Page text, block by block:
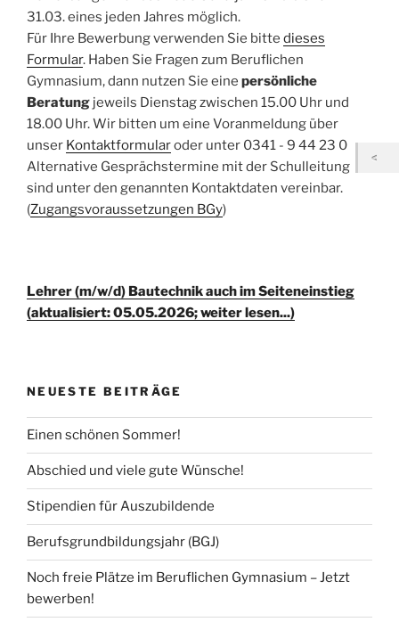
31.03. eines jeden Jahres möglich.
Für Ihre Bewerbung verwenden Sie bitte dieses
Formular. Haben Sie Fragen zum Beruflichen
Gymnasium, dann nutzen Sie eine persönliche
Beratung jeweils Dienstag zwischen 15.00 Uhr und
18.00 Uhr. Wir bitten um eine Voranmeldung über
unser Kontaktformularoder unter 0341 - 9 44 23 0
Alternative Gesprächstermine mit der Schulleitung
sind unter den genannten Kontaktdaten vereinbar.
(Zugangsvoraussetzungen BGy)
Lehrer (m/w/d) Bautechnik auch im Seiteneinstieg
(aktualisiert: 05.05.2026; weiter lesen...)
NEUESTE BEITRÄGE
Einen schönen Sommer!
Abschied und viele gute Wünsche!
Stipendien für Auszubildende
Berufsgrundbildungsjahr (BGJ)
Noch freie Plätze im Beruflichen Gymnasium – Jetzt
bewerben!